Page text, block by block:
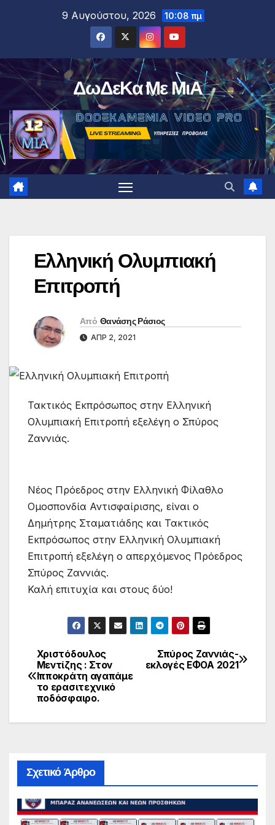
9 Αυγούστου, 2026 10:08 πμ
ΔωΔεΚα Με ΜιΑ
Ελληνική Ολυμπιακή
Επιτροπή
Από Θανάσης Ράσιος
ΑΠΡ 2, 2021
Τακτικός Εκπρόσωπος στην Ελληνική
Ολυμπιακή Επιτροπή εξελέγη ο Σπύρος
Ζαννιάς.
Nέος Πρόεδρος στην Ελληνική Φίλαθλο
Ομοσπονδία Αντισφαίρισης, είναι ο
Δημήτρης Σταματιάδης και Τακτικός
Εκπρόσωπος στην Ελληνική Ολυμπιακή
Επιτροπή εξελέγη ο απερχόμενος Πρόεδρος
Σπύρος Ζαννιάς.
Καλή επιτυχία και στους δύο!
Πλοήγηση
άρθρων
Σπύρος Ζαννιάς-
εκλογές ΕΦΟΑ 2021
Χριστόδουλος
Μεντίζης : Στον
Ιπποκράτη αγαπάμε
το ερασιτεχνικό
ποδόσφαιρο.
Σχετικό Άρθρο